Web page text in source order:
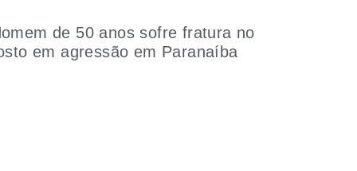
de 50 anos sofre fratura no
em agressão em Paranaíba